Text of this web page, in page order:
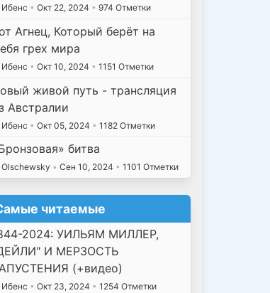
• Окт 22, 2024 • 974 Отметки
Агнец, Который берёт на
грех мира
• Окт 10, 2024 • 1151 Отметки
живой путь - трансляция
Австралии
• Окт 05, 2024 • 1182 Отметки
битва
Olschewsky • Сен 10, 2024 • 1101 Отметки
читаемые
2024: УИЛЬЯМ МИЛЛЕР,
И МЕРЗОСТЬ
(+видео)
• Окт 23, 2024 • 1254 Отметки